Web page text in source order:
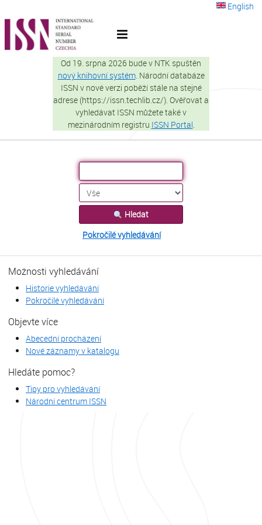
English
VuFind
Od 19. srpna 2026 bude v NTK spuštěn
nový knihovní systém. Národní databáze
ISSN v nové verzi poběží stále na stejné
adrese (https://issn.techlib.cz/). Ověřovat a
vyhledávat ISSN můžete také v
mezinárodním registru ISSN Portal.
Hledat
Pokročilé vyhledávání
Možnosti vyhledávání
Historie vyhledávání
Pokročilé vyhledávání
Objevte více
Abecední procházení
Nové záznamy v katalogu
Hledáte pomoc?
Tipy pro vyhledávání
Národní centrum ISSN